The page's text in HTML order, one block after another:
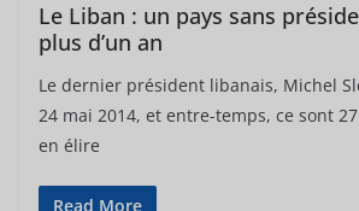
Le Liban : un pays sans
plus d’un an
Le dernier président libanais, Michel
24 mai 2014, et entre-temps, ce sont
en élire
Read More